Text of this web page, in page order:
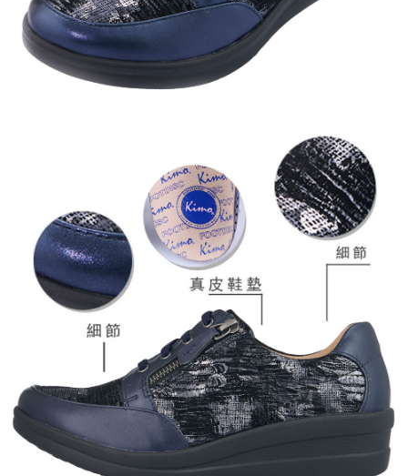
(https://aftee.tw/privacypolicy/) untuk maklumat lanjut.
Jumlah yang diperakui untuk pengguna kali pertama yang lulus
kelulusan boleh sehingga NT$10,000. Jika pengguna tidak membuat
pembayaran dalam tempoh tersebut, yuran pembayaran lewat sebanyak
20% setahun akan dikenakan. Pengguna bawah umur dikehendaki
cs_tw@netprotections.co.jpjika anda
mempunyai sebarang kebimbangan mengenai pemprosesan dan
penggunaan pada data peribadi. Jika anda tidak bersetuju dengan data
peribadi yang disenaraikan seperti di atas akan dikumpul dan digunakan
oleh AFTEE, sila jangan gunakan perkhidmatan ini.